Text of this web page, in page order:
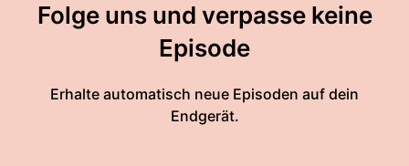
Folge uns und verpasse keine
Episode
Erhalte automatisch neue Episoden auf dein
Endgerät.